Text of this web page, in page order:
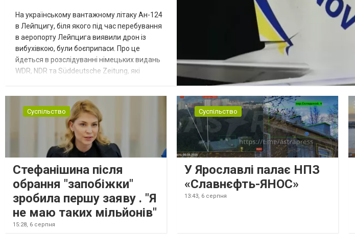
На українському вантажному літаку Ан-124
в Лейпцигу, біля якого під час перебування
в аеропорту Лейпцига виявили дрон із
вибухівкою, були боєприпаси. Про це
йдеться в розслідуванні німецьких видань
WDR, NDR та Süddeutsche Zeitung, які
були на борту літака, незадовго до цього
доставили з Франції до Лейпцига, після
чого їх мали транспортувати далі. За
даними слідства, 4 серпня о...
Суспільство
Стефанішина після
обрання "запобіжки"
зробила першу заяву . "Я
не маю таких мільйонів"
15:28, 6 серпня
Суспільство
У Ярославлі палає НПЗ
«Славнєфть-ЯНОС»
13:43, 6 серпня